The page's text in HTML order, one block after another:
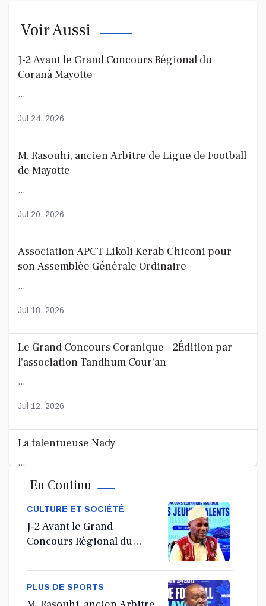
Voir Aussi
J-2 Avant le Grand Concours Régional du
Coranà Mayotte
...
Jul 24, 2026
M. Rasouhi, ancien Arbitre de Ligue de Football
de Mayotte
...
Jul 20, 2026
Association APCT Likoli Kerab Chiconi pour
son Assemblée Générale Ordinaire
...
Jul 18, 2026
Le Grand Concours Coranique – 2Édition par
l'association Tandhum Cour'an
...
Jul 12, 2026
La talentueuse Nady
...
Jul 11, 2026
En Continu
CULTURE ET SOCIÉTÉ
J-2 Avant le Grand
Concours Régional du
PLUS DE SPORTS